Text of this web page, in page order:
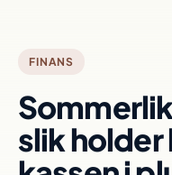
FINANS
slik